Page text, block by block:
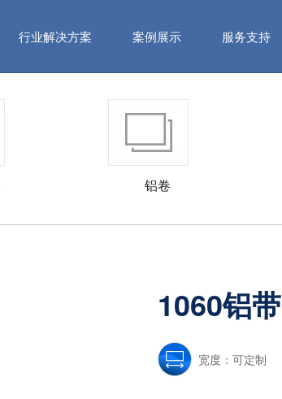
行业解决方案 案例展示 服务支持
铝卷
1060铝带
宽度：可定制